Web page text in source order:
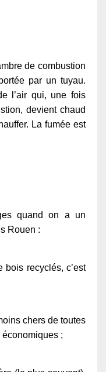
de combustion
par un tuyau.
l’air qui, une fois
devient chaud
La fumée est
quand on a un
Rouen :
bois recyclés, c’est
chers de toutes
économiques ;